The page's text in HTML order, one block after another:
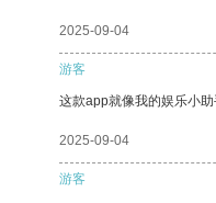
2025-09-04
游客
这款app就像我的娱乐小助
2025-09-04
游客